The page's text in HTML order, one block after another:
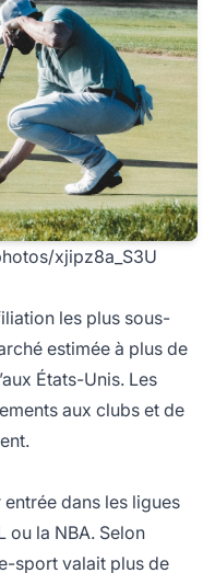
xjipz8a_S3U
les plus sous-
estimée à plus de
États-Unis. Les
aux clubs et de
dans les ligues
ou la NBA. Selon
sport valait plus de